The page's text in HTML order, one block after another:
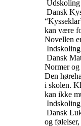
Udskoling
Dansk
kan være
Novellen
Indskoling
Dansk
Normer og
Den
i skolen.
kan ikke
Indskoling
Dansk
og